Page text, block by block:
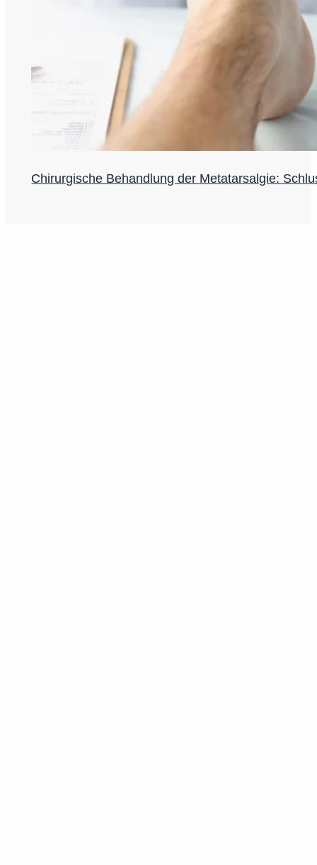
Chirurgische Behandlung der Metatarsalgie: